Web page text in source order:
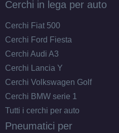
Cerchi in lega per auto
Cerchi Fiat 500
Cerchi Ford Fiesta
Cerchi Audi A3
Cerchi Lancia Y
Cerchi Volkswagen Golf
Cerchi BMW serie 1
Tutti i cerchi per auto
Pneumatici per